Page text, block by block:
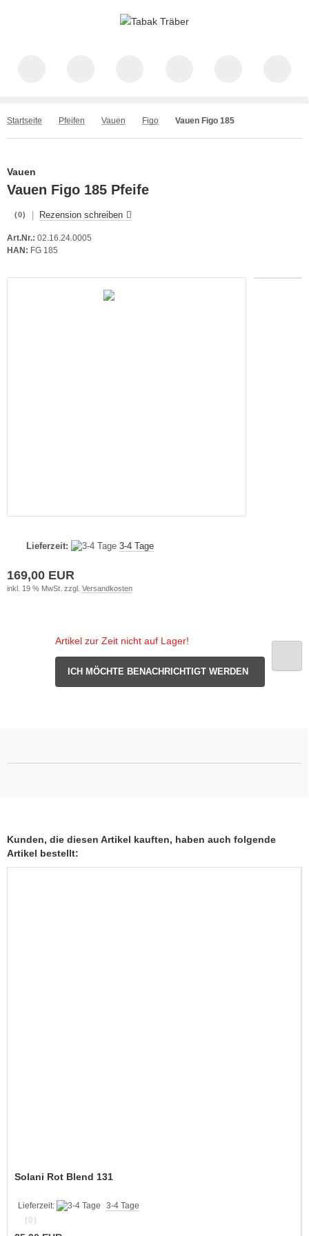
Startseite Pfeifen Vauen Figo Vauen Figo 185
Vauen
Vauen Figo 185 Pfeife
(0) Rezension schreiben
Art.Nr.: 02.16.24.0005
HAN: FG 185
Lieferzeit: 3-4 Tage
169,00 EUR
inkl. 19 % MwSt. zzgl. Versandkosten
Artikel zur Zeit nicht auf Lager!
ICH MÖCHTE BENACHRICHTIGT WERDEN
Kunden, die diesen Artikel kauften, haben auch folgende
Artikel bestellt:
Solani Rot Blend 131
Lieferzeit:
3-4 Tage
(0)